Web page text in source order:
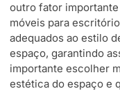
outro fator
móveis para
adequados ao estilo
espaço, garantindo
importante escolher
estética do espaço e